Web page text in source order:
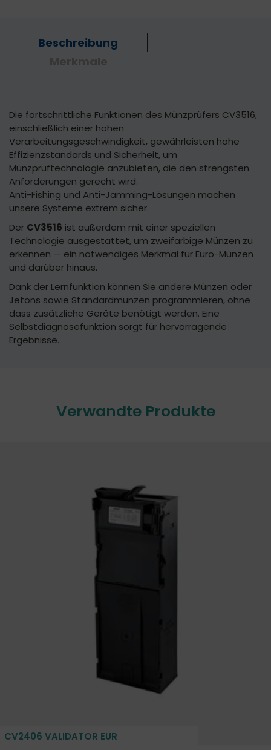
Beschreibung
Die fortschrittliche Funktionen des Münzprüfers CV3516,
einschließlich einer hohen
Verarbeitungsgeschwindigkeit, gewährleisten hohe
Effizienzstandards und Sicherheit, um
Münzprüftechnologie anzubieten, die den strengsten
Anforderungen gerecht wird.
Anti-Fishing und Anti-Jamming-Lösungen machen
unsere Systeme extrem sicher.
Der CV3516 ist außerdem mit einer speziellen
Technologie ausgestattet, um zweifarbige Münzen zu
erkennen — ein notwendiges Merkmal für Euro-Münzen
und darüber hinaus.
Dank der Lernfunktion können Sie andere Münzen oder
Jetons sowie Standardmünzen programmieren, ohne
dass zusätzliche Geräte benötigt werden. Eine
Selbstdiagnosefunktion sorgt für hervorragende
Ergebnisse.
Verwandte Produkte
CV2406 VALIDATOR EUR